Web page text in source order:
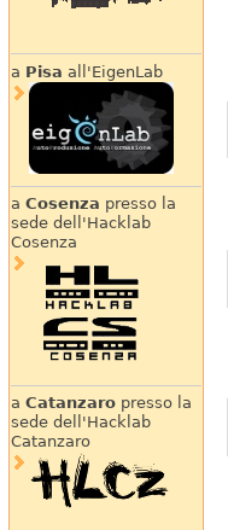
a Pisa all'EigenLab
a Cosenza presso la
sede dell'Hacklab
Cosenza
a Catanzaropresso la
sede dell'Hacklab
Catanzaro